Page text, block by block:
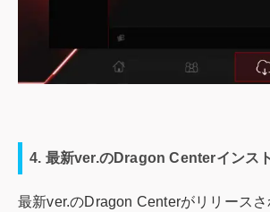
4. 最新ver.のDragon Centerインス
最新ver.のDragon Centerがリリース